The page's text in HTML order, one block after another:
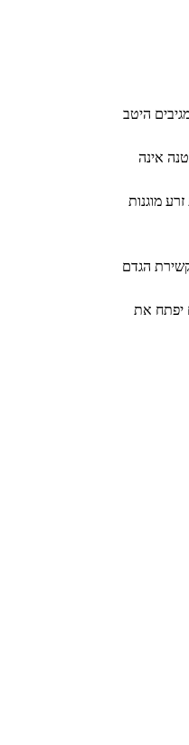
היטב
קטנה אינה
הזרע החתוכים והדבר מאפשר המצאות תאי זרע בבדיקת נוזל הזרע שמתבצעת לאחר 20 פליטות זרע מוגנות
הגדם
יפתח את